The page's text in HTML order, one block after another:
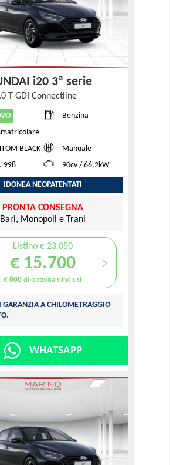
i20 3ª serie
T-GDI Connectline
Benzina
BLACK
Manuale
998
90cv / 66,2kW
IDONEA NEOPATENTATI
PRONTA CONSEGNA
Bari, Monopoli e Trani
Listino € 23.050
€ 15.700
€ 800 di optionals inclusi
A CHILOMETRAGGIO
WHATSAPP